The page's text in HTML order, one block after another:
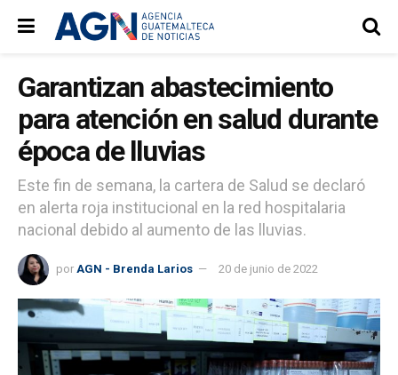
Garantizan abastecimiento
para atención en salud durante
época de lluvias
Este fin de semana, la cartera de Salud se declaró
en alerta roja institucional en la red hospitalaria
nacional debido al aumento de las lluvias.
por AGN - Brenda Larios 20 de junio de 2022